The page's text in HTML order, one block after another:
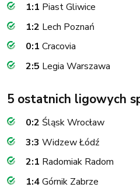
1:1 Piast Gliwice
1:2 Lech Poznań
0:1 Cracovia
2:5 Legia Warszawa
5 ostatnich ligowych
0:2 Śląsk Wrocław
3:3 Widzew Łódź
2:1 Radomiak Radom
1:4Górnik Zabrze